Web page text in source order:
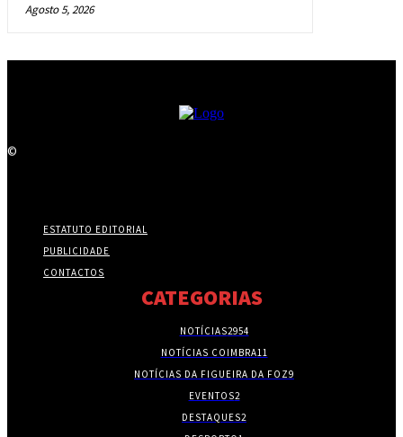
Agosto 5, 2026
©
ESTATUTO EDITORIAL
PUBLICIDADE
CONTACTOS
CATEGORIAS
NOTÍCIAS2954
NOTÍCIAS COIMBRA11
NOTÍCIAS DA FIGUEIRA DA FOZ9
EVENTOS2
DESTAQUES2